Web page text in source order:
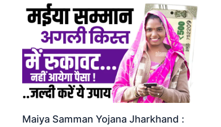
Maiya Samman Yojana Jharkhand :